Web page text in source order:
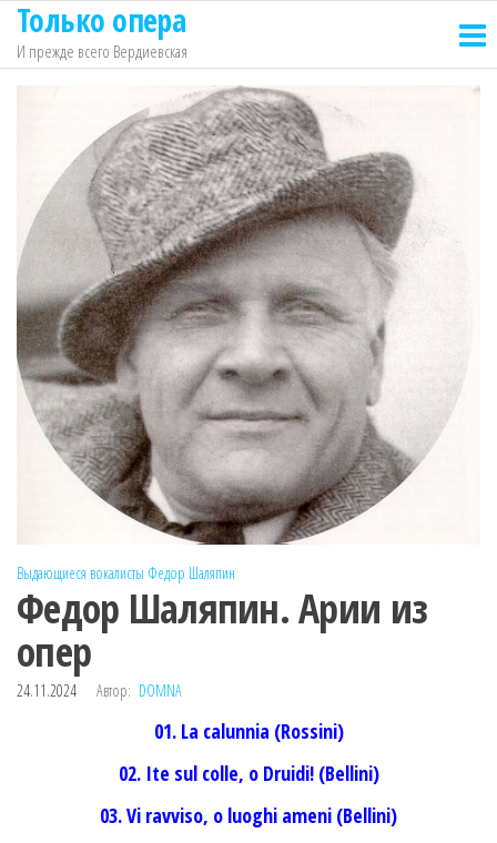
Перейти
содержимому
Только опера
И прежде всего Вердиевская
Выдающиеся вокалисты Федор Шаляпин
Федор Шаляпин. Арии из
опер
24.11.2024 Автор: DOMNA
01. La calunnia (Rossini)
02. Ite sul colle, o Druidi! (Bellini)
03. Vi ravviso, o luoghi ameni (Bellini)